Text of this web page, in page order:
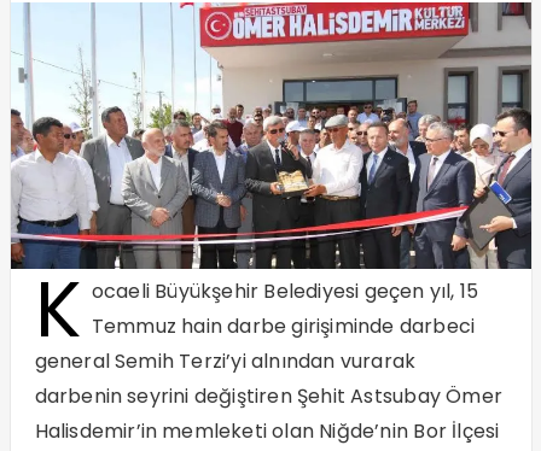
K ocaeli Büyükşehir Belediyesi geçen yıl, 15
Temmuz hain darbe girişiminde darbeci
general Semih Terzi’yi alnından vurarak
darbenin seyrini değiştiren Şehit Astsubay Ömer
Halisdemir’in memleketi olan Niğde’nin Bor İlçesi